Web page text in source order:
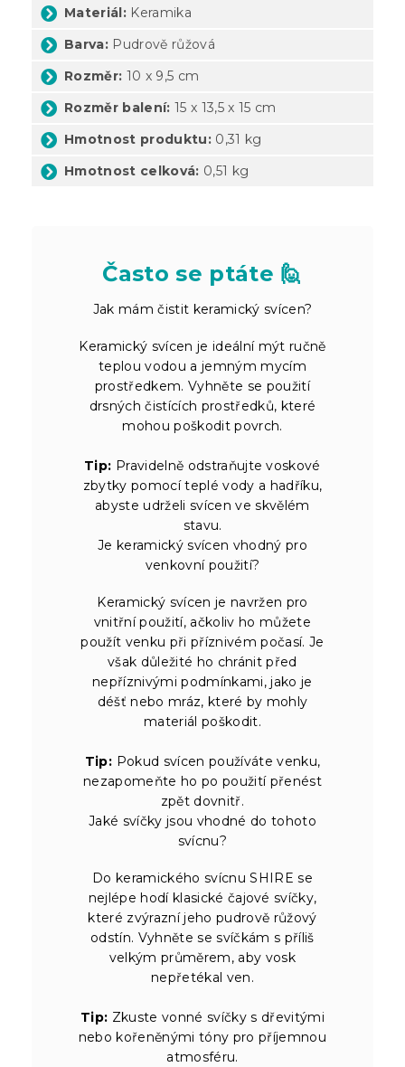
Materiál: Keramika
Barva: Pudrově růžová
Rozměr: 10 x 9,5 cm
Rozměr balení: 15 x 13,5 x 15 cm
Hmotnost produktu: 0,31 kg
Hmotnost celková: 0,51 kg
Často se ptáte 🙋
Jak mám čistit keramický svícen?
Keramický svícen je ideální mýt ručně
teplou vodou a jemným mycím
prostředkem. Vyhněte se použití
drsných čistících prostředků, které
mohou poškodit povrch.
Tip: Pravidelně odstraňujte voskové
zbytky pomocí teplé vody a hadříku,
abyste udrželi svícen ve skvělém
stavu.
Je keramický svícen vhodný pro
venkovní použití?
Keramický svícen je navržen pro
vnitřní použití, ačkoliv ho můžete
použít venku při příznivém počasí. Je
však důležité ho chránit před
nepříznivými podmínkami, jako je
déšť nebo mráz, které by mohly
materiál poškodit.
Tip: Pokud svícen používáte venku,
nezapomeňte ho po použití přenést
zpět dovnitř.
Jaké svíčky jsou vhodné do tohoto
svícnu?
Do keramického svícnu SHIRE se
nejlépe hodí klasické čajové svíčky,
které zvýrazní jeho pudrově růžový
odstín. Vyhněte se svíčkám s příliš
velkým průměrem, aby vosk
nepřetékal ven.
Tip: Zkuste vonné svíčky s dřevitými
nebo kořeněnými tóny pro příjemnou
atmosféru.